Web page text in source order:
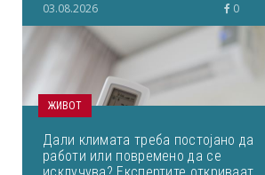
03.08.2026 0
ЖИВОТ
Дали климата треба постојано да
работи или повремено да се